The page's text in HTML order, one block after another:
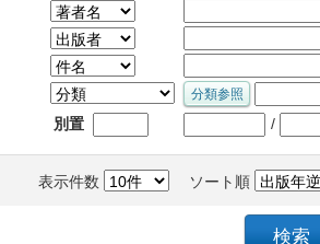
別置 /
表示件数 ソート順